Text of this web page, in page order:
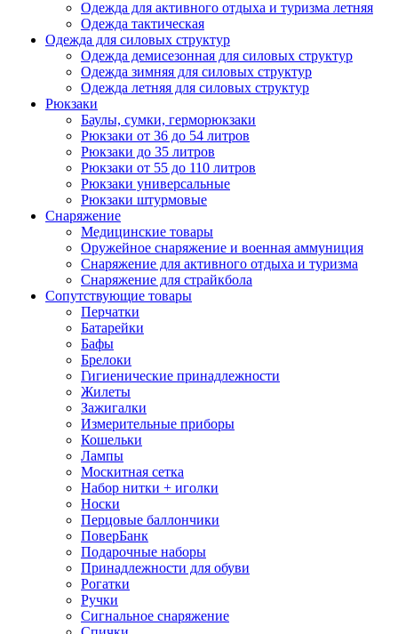
Одежда для активного отдыха и туризма летняя
Одежда тактическая
Одежда для силовых структур
Одежда демисезонная для силовых структур
Одежда зимняя для силовых структур
Одежда летняя для силовых структур
Рюкзаки
Баулы, сумки, герморюкзаки
Рюкзаки от 36 до 54 литров
Рюкзаки до 35 литров
Рюкзаки от 55 до 110 литров
Рюкзаки универсальные
Рюкзаки штурмовые
Снаряжение
Медицинские товары
Оружейное снаряжение и военная аммуниция
Снаряжение для активного отдыха и туризма
Снаряжение для страйкбола
Сопутствующие товары
Перчатки
Батарейки
Бафы
Брелоки
Гигиенические принадлежности
Жилеты
Зажигалки
Измерительные приборы
Кошельки
Лампы
Москитная сетка
Набор нитки + иголки
Носки
Перцовые баллончики
ПоверБанк
Подарочные наборы
Принадлежности для обуви
Рогатки
Ручки
Сигнальное снаряжение